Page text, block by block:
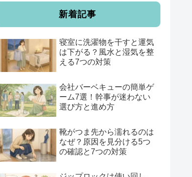
新着記事
寝室に洗濯物を干すと運気
は下がる？風水と湿気を整
える7つの対策
会社バーベキューの簡単ゲ
ーム7選！幹事が迷わない
選び方と進め方
靴がつま先から濡れるのは
なぜ？原因を見分ける5つ
の確認と7つの対策